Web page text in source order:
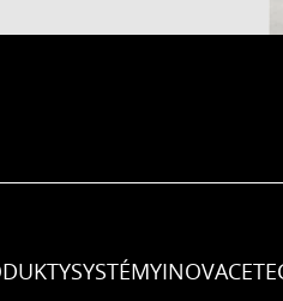
SYSTÉMYINOVACE